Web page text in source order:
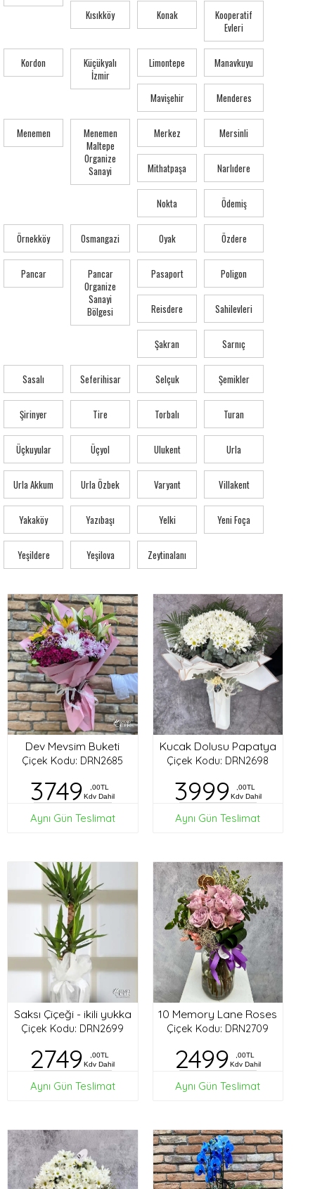
Kısıkköy Konak
Kooperatif
Evleri
Kordon
Küçükyalı
İzmir
Limontepe Manavkuyu
Mavişehir Menderes
Menemen
Menemen
Maltepe
Organize
Sanayi
Merkez Mersinli
Mithatpaşa Narlıdere
Nokta Ödemiş
Örnekköy Osmangazi Oyak Özdere
Pancar
Pancar
Organize
Sanayi
Bölgesi
Pasaport Poligon
Reisdere Sahilevleri
Şakran Sarnıç
Sasalı Seferihisar Selçuk Şemikler
Şirinyer Tire Torbalı Turan
Üçkuyular Üçyol Ulukent Urla
Urla Akkum Urla Özbek Varyant Villakent
Yakaköy Yazıbaşı Yelki Yeni Foça
Yeşildere Yeşilova Zeytinalanı
Dev Mevsim Buketi
Çiçek Kodu: DRN2685
3749
,00TL
Kdv Dahil
Aynı Gün Teslimat
Kucak Dolusu Papatya
Çiçek Kodu: DRN2698
3999
,00TL
Kdv Dahil
Aynı Gün Teslimat
Saksı Çiçeği - ikili yukka
Çiçek Kodu: DRN2699
2749
,00TL
Kdv Dahil
Aynı Gün Teslimat
10 Memory Lane Roses
Çiçek Kodu: DRN2709
2499
,00TL
Kdv Dahil
Aynı Gün Teslimat